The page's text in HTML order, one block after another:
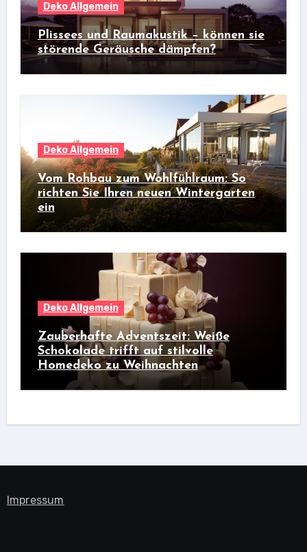
Deko Allgemein
Plissees und Raumakustik – können sie
störende Geräusche dämpfen?
Deko Allgemein
Vom Rohbau zum Wohlfühlraum: So
richten Sie Ihren neuen Wintergarten
ein
Deko Allgemein
Zauberhafte Adventszeit: Weiße
Schokolade trifft auf stilvolle
Homedeko zu Weihnachten
Impressum